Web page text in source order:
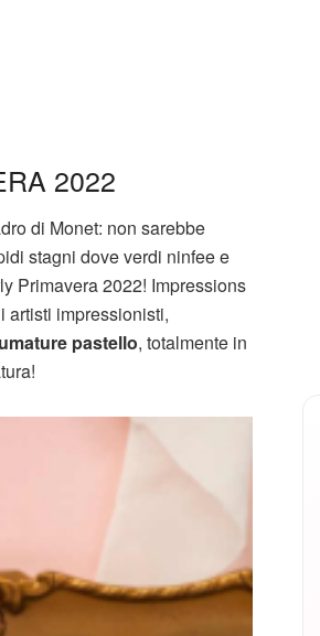
2022
di Monet: non sarebbe
stagni dove verdi ninfee e
Primavera 2022! Impressions
artisti impressionisti,
pastello, totalmente in